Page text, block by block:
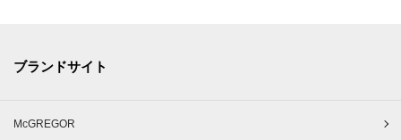
ブランドサイト
McGREGOR